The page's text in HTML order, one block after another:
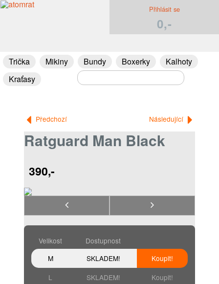
Přihlásit se
0,-
Trička Mikiny Bundy Boxerky
Kalhoty
Kraťasy
Předchozí Následující
Ratguard Man Black
390,-
Velikost
Dostupnost
M
SKLADEM!
Koupit!
L
SKLADEM!
Koupit!